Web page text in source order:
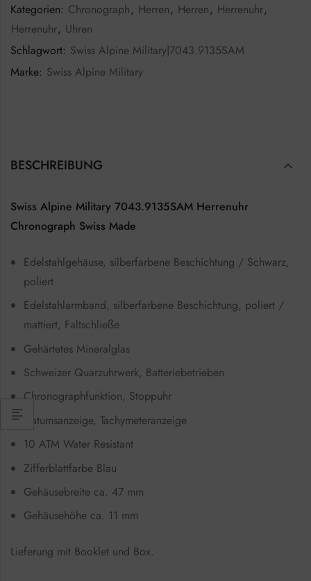
Kategorien: Chronograph, Herren, Herren, Herrenuhr,
Herrenuhr, Uhren
Schlagwort: Swiss Alpine Military|7043.9135SAM
Marke: Swiss Alpine Military
BESCHREIBUNG
Swiss Alpine Military 7043.9135SAM Herrenuhr
Chronograph Swiss Made
Edelstahlgehäuse, silberfarbene Beschichtung / Schwarz,
poliert
Edelstahlarmband, silberfarbene Beschichtung, poliert /
mattiert, Faltschließe
Gehärtetes Mineralglas
Schweizer Quarzuhrwerk, Batteriebetrieben
Chronographfunktion, Stoppuhr
Datumsanzeige, Tachymeteranzeige
10 ATM Water Resistant
Zifferblattfarbe Blau
Gehäusebreite ca. 47 mm
Gehäusehöhe ca. 11 mm
Lieferung mit Booklet und Box.